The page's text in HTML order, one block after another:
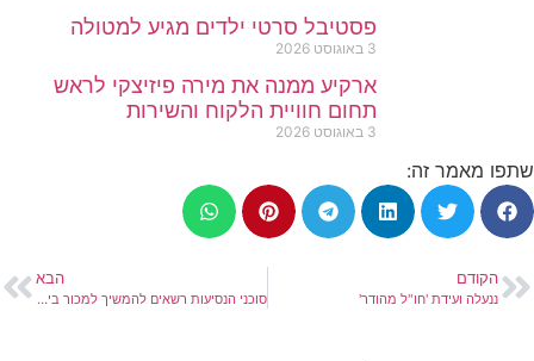
פסטיבל סרטי ילדים מגיע למטולה
3 באוגוסט 2026
ארקיע ממנה את מירה פיזיצקי לראש
תחום חוויית הלקוח והשירות
3 באוגוסט 2026
שתפו מאמר זה:
הקודם
ננעלה ועידת 'חו"ל מהודר'
הבא
סוכני הנסיעות רשאים להמשיך למכור ביטוחי נסיעות